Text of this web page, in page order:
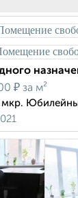
₽ за м²
мкр.